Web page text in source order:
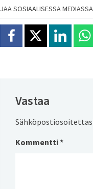
JAA SOSIAALISESSA MEDIASSA
Jaa Facebookissa
Jaa X:ssäJaa
Vastaa
Kommentti*